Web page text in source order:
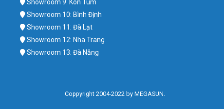
Showroom 9: Kon Tum
Showroom 10: Bình Định
Showroom 11: Đà Lạt
Showroom 12: Nha Trang
Showroom 13: Đà Nẵng
Coppyright 2004-2022 by MEGASUN.